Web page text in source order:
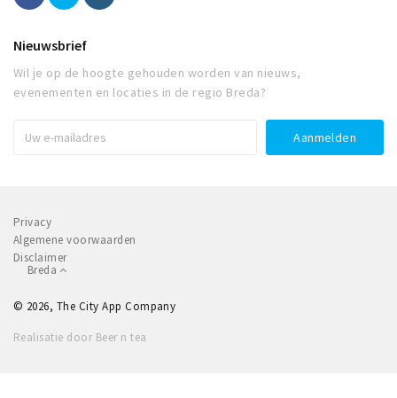
Nieuwsbrief
Wil je op de hoogte gehouden worden van nieuws,
evenementen en locaties in de regio Breda?
Privacy
Algemene voorwaarden
Disclaimer
Breda
© 2026, The City App Company
Realisatie door Beer n tea